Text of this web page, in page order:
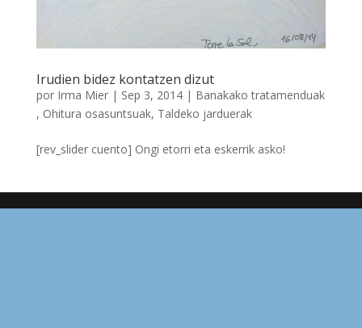
Irudien bidez kontatzen dizut
por Irma Mier| Sep 3, 2014| Banakako tratamenduak​
, ​Ohitura osasuntsuak, Taldeko jarduerak
[rev_slider cuento] Ongi etorri eta eskerrik asko!